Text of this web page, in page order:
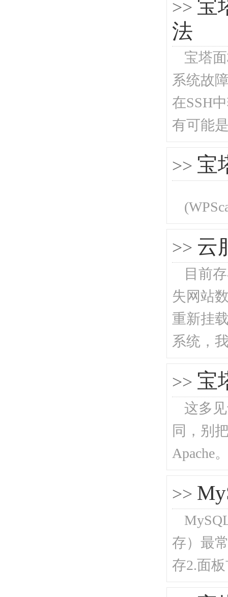
>> 宝
法
宝塔
系统故
在SSH
有可能
>> 宝
>> 云
目前
失网站
重新挂
系统，
>> 宝
这多
同，别
Apache
>>
存）最
存2.面